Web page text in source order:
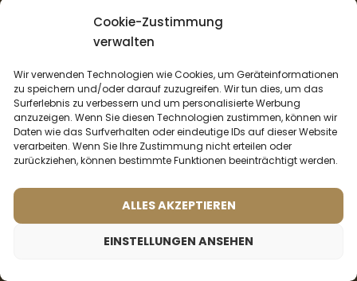
Cookie-Zustimmung
verwalten
Wir verwenden Technologien wie Cookies, um Geräteinformationen
zu speichern und/oder darauf zuzugreifen. Wir tun dies, um das
Surferlebnis zu verbessern und um personalisierte Werbung
anzuzeigen. Wenn Sie diesen Technologien zustimmen, können wir
Daten wie das Surfverhalten oder eindeutige IDs auf dieser Website
verarbeiten. Wenn Sie Ihre Zustimmung nicht erteilen oder
zurückziehen, können bestimmte Funktionen beeinträchtigt werden.
ALLES AKZEPTIEREN
EINSTELLUNGEN ANSEHEN
Geschäftsbedingungen
Reklamationsordnung
Datenschutz
Cookie-Richtlinie (EU)
Großhandel
Rücktritt vom Vertrag